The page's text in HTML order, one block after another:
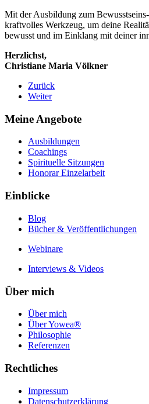
Mit der Ausbildung zum
kraftvolles Werkzeug, um deine
bewusst und im Einklang mit deiner
Herzlichst,
Christiane Maria Völkner
Zurück
Weiter
Meine Angebote
Ausbildungen
Coachings
Spirituelle Sitzungen
Honorar Einzelarbeit
Einblicke
Blog
Bücher & Veröffentlichungen
Webinare
Interviews & Videos
Über mich
Über mich
Über Yowea®
Philosophie
Referenzen
Rechtliches
Impressum
Datenschutzerklärung